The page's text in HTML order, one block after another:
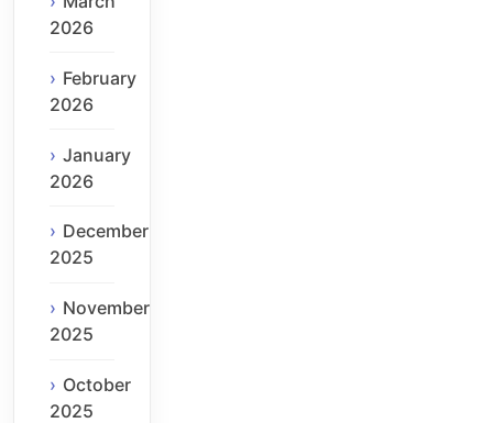
2026
February
2026
January
2026
December
2025
November
2025
October
2025